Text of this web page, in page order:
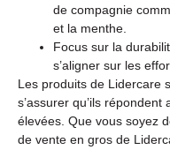
de compagnie
et la menthe.
Focus sur la
s’aligner sur les
Les produits de Lidercare
s’assurer qu’ils
élevées. Que vous soyez
de vente en gros de